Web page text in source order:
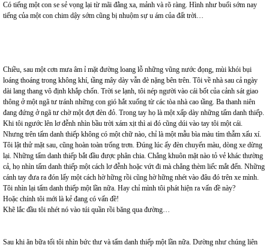
Có tiếng một con se sẻ vọng lại từ mãi đằng xa, mảnh và rõ ràng. Hình như buổi sớm nay
tiếng của một con chim dậy sớm cũng bị nhuộm sự u ám của đất trời…
Chiều, sau một cơn mưa âm ỉ mặt đường loang lỗ những vũng nước đọng, mùi khói bụi
loáng thoáng trong không khí, tầng mây dày vẫn đè nặng bên trên. Tôi về nhà sau cả ngày
dài lang thang vô định khắp chốn. Trời se lạnh, tôi nép người vào cái bốt của cảnh sát giao
thông ở một ngã tư tránh những con gió hắt xuống từ các tòa nhà cao tầng. Ba thanh niên
đang đứng ở ngã tư chờ một đợt đèn đỏ. Trong tay họ là một xấp dày những tấm danh thiếp.
Khi tôi ngước lên lơ đễnh nhìn bầu trời xám xịt thì ai đó cũng dúi vào tay tôi một cái.
Nhưng trên tấm danh thiếp không có một chữ nào, chỉ là một mẫu bìa màu tím thẫm xấu xí.
Tôi lật thử mặt sau, cũng hoàn toàn trống trơn. Đúng lúc ấy đèn chuyển màu, dòng xe dừng
lại. Những tấm danh thiếp bắt đầu được phân chia. Chẳng khuôn mặt nào tỏ vẻ khác thường
cả, họ nhìn tấm danh thiếp một cách lơ đễnh hoặc vứt đi mà chẳng thèm liếc mắt đến. Những
cánh tay đưa ra đón lấy một cách hờ hững rồi cũng hờ hững nhét vào đâu đó trên xe mình.
Tôi nhìn lại tấm danh thiếp một lần nữa. Hay chỉ mình tôi phát hiện ra vấn đề này?
Hoặc chính tôi mới là kẻ đang có vấn đề!
Khẽ lắc đầu tôi nhét nó vào túi quần rồi băng qua đường…
Sau khi ăn bữa tối tôi nhìn bức thư và tấm danh thiếp một lần nữa. Dường như chúng liên